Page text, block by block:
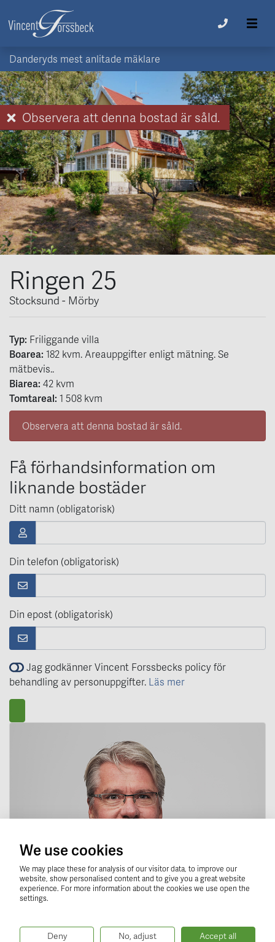
Danderyds mest anlitade mäklare
Observera att denna bostad är såld.
Ringen 25
Stocksund - Mörby
Typ: Friliggande villa
Boarea: 182 kvm. Areauppgifter enligt mätning. Se
mätbevis..
Biarea: 42 kvm
Tomtareal: 1 508 kvm
Observera att denna bostad är såld.
Få förhandsinformation om
liknande bostäder
Ditt namn (obligatorisk)
Din telefon (obligatorisk)
Din epost (obligatorisk)
Jag godkänner Vincent Forssbecks policy för
behandling av personuppgifter. Läs mer
We use cookies
We may place these for analysis of our visitor data, to improve our
website, show personalised content and to give you a great website
experience. For more information about the cookies we use open the
settings.
Deny No, adjust Accept all